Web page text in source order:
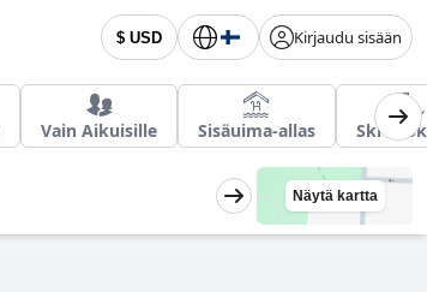
$ USD Kirjaudu sisään
Vain Aikuisille Sisäuima-allas Ski in
Näytä kartta